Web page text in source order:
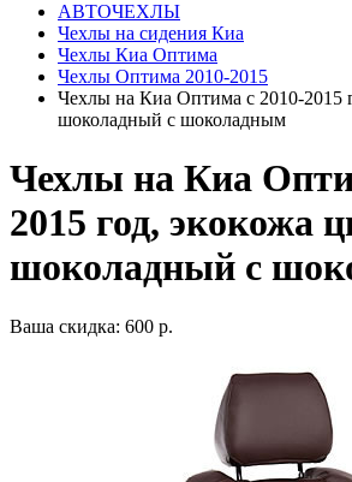
АВТОЧЕХЛЫ
Чехлы на сидения Киа
Чехлы Киа Оптима
Чехлы Оптима 2010-2015
Чехлы на Киа Оптима с 2010-2015
шоколадный с шоколадным
Чехлы на Киа
2015 год, экокожа
шоколадный с
Ваша скидка: 600 р.